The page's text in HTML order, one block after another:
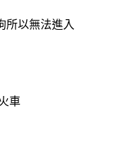
所以無法進入
車